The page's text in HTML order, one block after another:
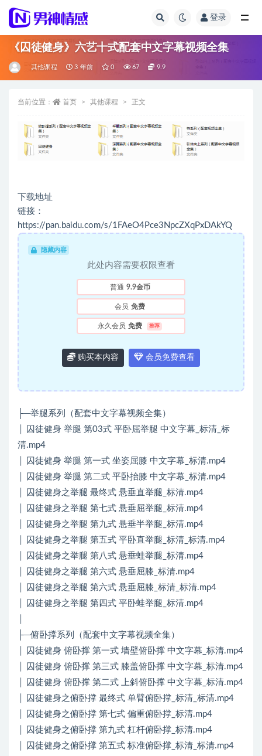
登录
《囚徒健身》六艺十式配套中文字幕视频全集
其他课程 3 年前 0 67 9.9
当前位置： 首页 其他课程 正文
下载地址
链接：
https://pan.baidu.com/s/1FAeO4Pce3NpcZXqPxDAkYQ
隐藏内容
此处内容需要权限查看
普通 9.9金币
会员 免费
永久会员 免费 推荐
购买本内容 会员免费查看
├─举腿系列（配套中文字幕视频全集）
│ 囚徒健身 举腿 第03式 平卧屈举腿 中文字幕_标清_标
清.mp4
│ 囚徒健身 举腿 第一式 坐姿屈膝 中文字幕_标清.mp4
│ 囚徒健身 举腿 第二式 平卧抬膝 中文字幕_标清.mp4
│ 囚徒健身之举腿 最终式 悬垂直举腿_标清.mp4
│ 囚徒健身之举腿 第七式 悬垂屈举腿_标清.mp4
│ 囚徒健身之举腿 第九式 悬垂半举腿_标清.mp4
│ 囚徒健身之举腿 第五式 平卧直举腿_标清_标清.mp4
│ 囚徒健身之举腿 第八式 悬垂蛙举腿_标清.mp4
│ 囚徒健身之举腿 第六式 悬垂屈膝_标清.mp4
│ 囚徒健身之举腿 第六式 悬垂屈膝_标清_标清.mp4
│ 囚徒健身之举腿 第四式 平卧蛙举腿_标清.mp4
├─俯卧撑系列（配套中文字幕视频全集）
│ 囚徒健身 俯卧撑 第一式 墙壁俯卧撑 中文字幕_标清.mp4
│ 囚徒健身 俯卧撑 第三式 膝盖俯卧撑 中文字幕_标清.mp4
│ 囚徒健身 俯卧撑 第二式 上斜俯卧撑 中文字幕_标清.mp4
│ 囚徒健身之俯卧撑 最终式 单臂俯卧撑_标清_标清.mp4
│ 囚徒健身之俯卧撑 第七式 偏重俯卧撑_标清.mp4
│ 囚徒健身之俯卧撑 第九式 杠杆俯卧撑_标清.mp4
│ 囚徒健身之俯卧撑 第五式 标准俯卧撑_标清_标清.mp4